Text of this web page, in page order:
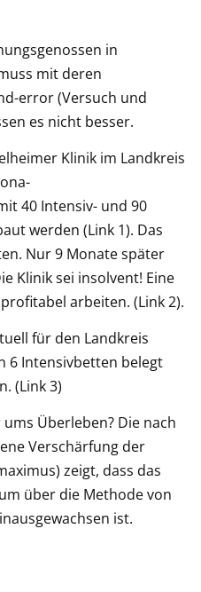
in
mit deren
error (Versuch und
es nicht besser.
Klinik im Landkreis
40 Intensiv- und 90
werden (Link 1). Das
Nur 9 Monate später
Klinik sei insolvent! Eine
arbeiten. (Link 2).
für den Landkreis
6 Intensivbetten belegt
(Link 3)
Überleben? Die nach
Verschärfung der
zeigt, dass das
über die Methode von
ist.